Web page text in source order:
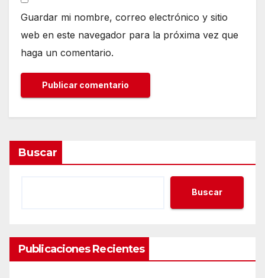
Guardar mi nombre, correo electrónico y sitio
web en este navegador para la próxima vez que
haga un comentario.
Buscar
Buscar
Publicaciones Recientes